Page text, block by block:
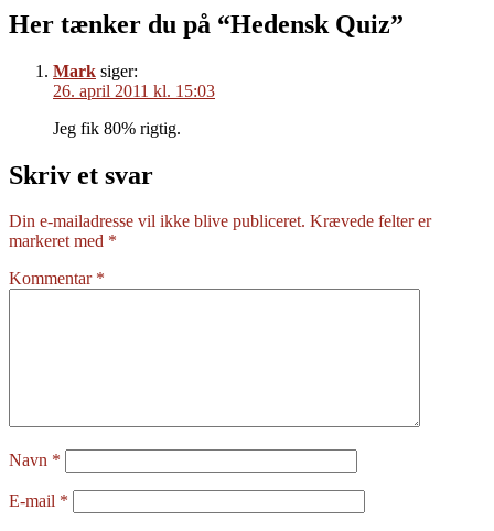
Her tænker du på “Hedensk Quiz”
Mark siger:
26. april 2011 kl. 15:03
Jeg fik 80% rigtig.
Skriv et svar
Din e-mailadresse vil ikke blive publiceret. Krævede felter er
markeret med *
Kommentar *
Navn *
E-mail *